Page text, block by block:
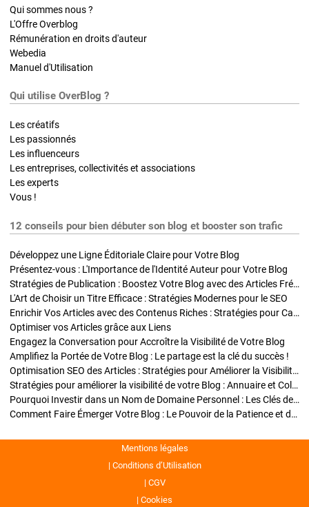
Qui sommes nous ?
L'Offre Overblog
Rémunération en droits d'auteur
Webedia
Manuel d'Utilisation
Qui utilise OverBlog ?
Les créatifs
Les passionnés
Les influenceurs
Les entreprises, collectivités et associations
Les experts
Vous !
12 conseils pour bien débuter son blog et booster son trafic
Développez une Ligne Éditoriale Claire pour Votre Blog
Présentez-vous : L'Importance de l'Identité Auteur pour Votre Blog
Stratégies de Publication : Boostez Votre Blog avec des Articles Fréquents et Exclusifs
L'Art de Choisir un Titre Efficace : Stratégies Modernes pour le SEO
Enrichir Vos Articles avec des Contenus Riches : Stratégies pour Captiver et Optimiser
Optimiser vos Articles grâce aux Liens
Engagez la Conversation pour Accroître la Visibilité de Votre Blog
Amplifiez la Portée de Votre Blog : Le partage est la clé du succès !
Optimisation SEO des Articles : Stratégies pour Améliorer la Visibilité de Votre Blog
Stratégies pour améliorer la visibilité de votre Blog : Annuaire et Collaborations
Pourquoi Investir dans un Nom de Domaine Personnel : Les Clés de la Réussite de Votre Blog
Comment Faire Émerger Votre Blog : Le Pouvoir de la Patience et de la Persévérance
Mentions légales
Conditions d’Utilisation
CGV
Cookies